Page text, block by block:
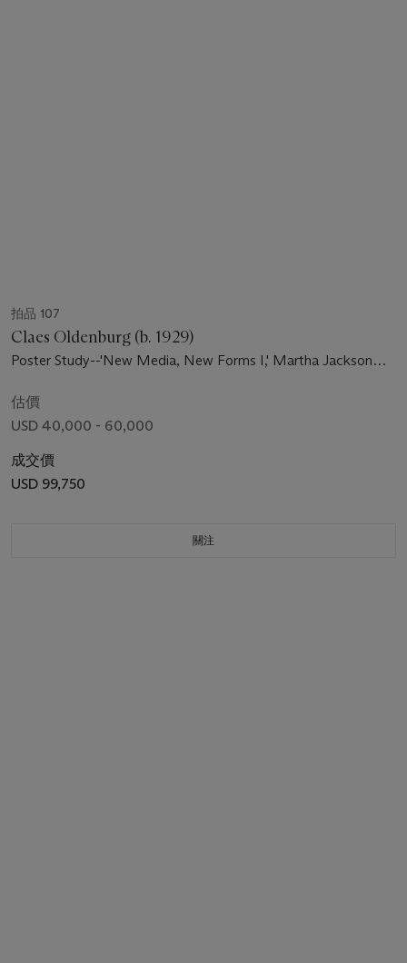
拍品 107
Claes Oldenburg (b. 1929)
Poster Study--'New Media, New Forms I,' Martha Jackson
估價
USD 40,000 - 60,000
成交價
USD 99,750
關注